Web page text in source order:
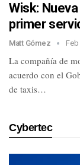
Wisk:
primer
Matt Gómez
La compañía de
acuerdo con el
de taxis…
Cybertec